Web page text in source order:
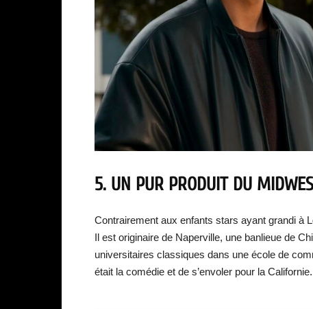
5. UN PUR PRODUIT DU
Contrairement aux enfants stars ayant grandi à
Il est originaire de Naperville, une banlieue de
universitaires classiques dans une école de
était la comédie et de s’envoler pour la Californie.